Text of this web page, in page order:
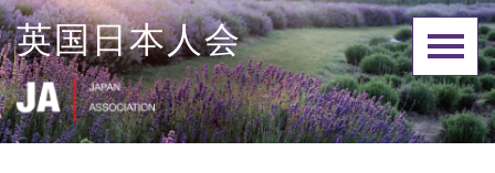
Skip
to
content
英国日本人会